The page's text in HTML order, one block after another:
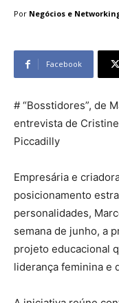
Por Negócios e
Facebook
# “Bosstidores”, de
entrevista de
Piccadilly
Empresária e
posicionamento
personalidades,
semana de junho, a
projeto educacional
liderança feminina e